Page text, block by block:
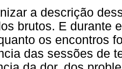
a descrição
brutos. E durante
os encontros
das sessões de